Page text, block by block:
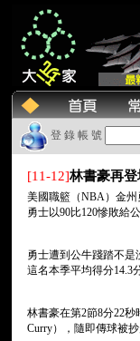
登 錄 帳 號
[11-12]林書豪再
美國職籃（NBA）金
勇士以90比120慘敗給公
勇士遭到公牛踐踏不是
這名本季平均得分14.3
林書豪在第2節8分22秒
Curry），隨即傳球被